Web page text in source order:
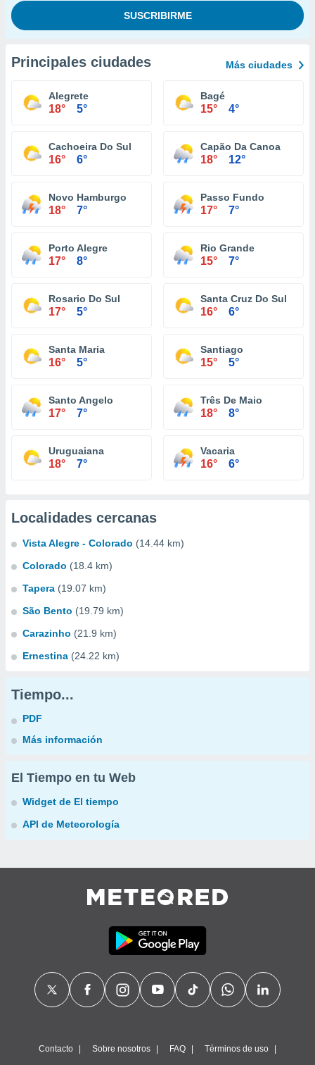
Principales ciudades Más ciudades
Alegrete
18° 5°
Bagé
15° 4°
Cachoeira Do Sul
16° 6°
Capão Da Canoa
18° 12°
Novo Hamburgo
18° 7°
Passo Fundo
17° 7°
Porto Alegre
17° 8°
Rio Grande
15° 7°
Rosario Do Sul
17° 5°
Santa Cruz Do Sul
16° 6°
Santa Maria
16° 5°
Santiago
15° 5°
Santo Angelo
17° 7°
Três De Maio
18° 8°
Uruguaiana
18° 7°
Vacaria
16° 6°
Localidades cercanas
Vista Alegre - Colorado (14.44 km)
Colorado (18.4 km)
Tapera (19.07 km)
São Bento (19.79 km)
Carazinho (21.9 km)
Ernestina (24.22 km)
Tiempo...
PDF
Más información
El Tiempo en tu Web
Widget de El tiempo
API de Meteorología
Contacto Sobre nosotros FAQ Términos de uso